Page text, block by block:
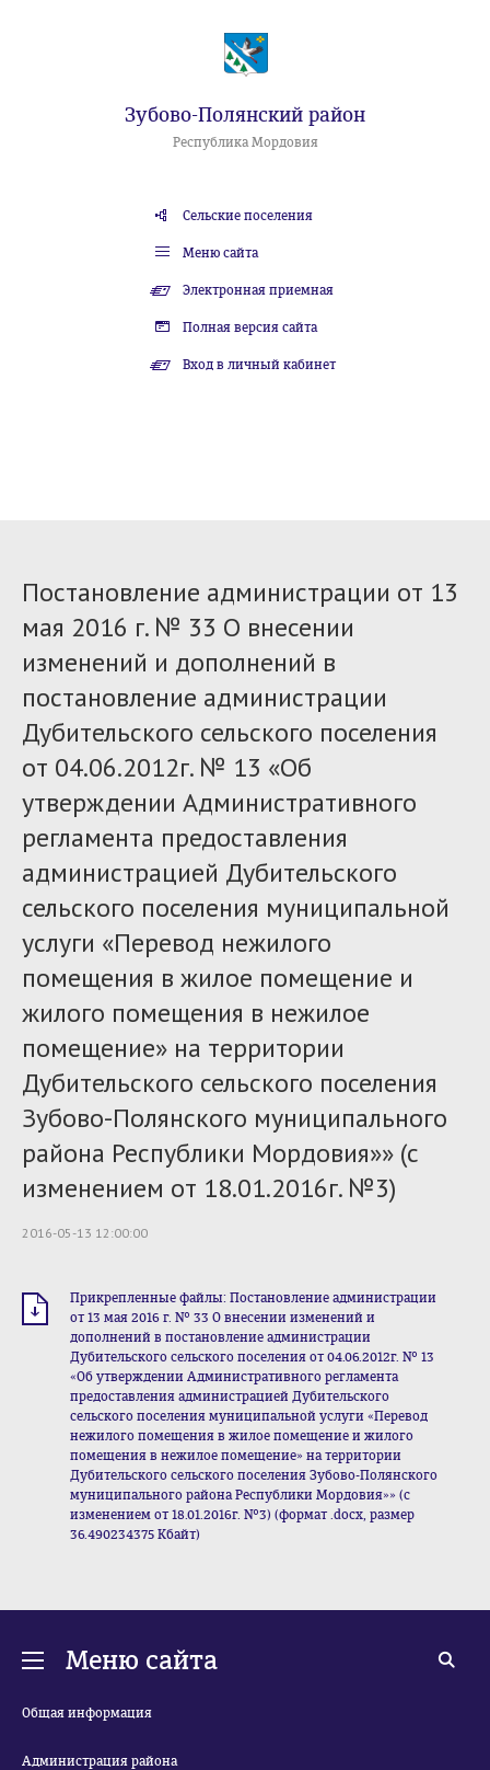
Зубово-Полянский район
Республика Мордовия
Сельские поселения
Меню сайта
Электронная приемная
Полная версия сайта
Вход в личный кабинет
Постановление администрации от 13
мая 2016 г. № 33 О внесении
изменений и дополнений в
постановление администрации
Дубительского сельского поселения
от 04.06.2012г. № 13 «Об
утверждении Административного
регламента предоставления
администрацией Дубительского
сельского поселения муниципальной
услуги «Перевод нежилого
помещения в жилое помещение и
жилого помещения в нежилое
помещение» на территории
Дубительского сельского поселения
Зубово-Полянского муниципального
района Республики Мордовия»» (с
изменением от 18.01.2016г. №3)
2016-05-13 12:00:00
Прикрепленные файлы: Постановление администрации
от 13 мая 2016 г. № 33 О внесении изменений и
дополнений в постановление администрации
Дубительского сельского поселения от 04.06.2012г. № 13
«Об утверждении Административного регламента
предоставления администрацией Дубительского
сельского поселения муниципальной услуги «Перевод
нежилого помещения в жилое помещение и жилого
помещения в нежилое помещение» на территории
Дубительского сельского поселения Зубово-Полянского
муниципального района Республики Мордовия»» (с
изменением от 18.01.2016г. №3) (формат .docx, размер
36.490234375 Кбайт)
Меню сайта
Общая информация
Администрация района